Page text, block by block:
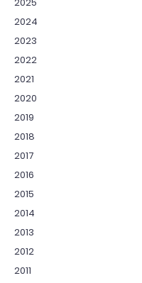
2024
2023
2022
2021
2020
2019
2018
2017
2016
2015
2014
2013
2012
2011